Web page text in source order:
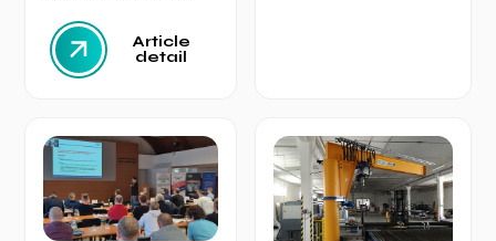
Article
detail